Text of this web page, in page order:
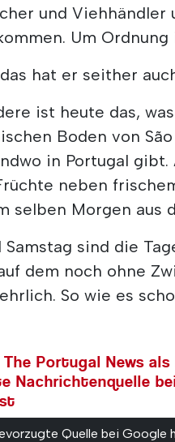
und Viehhändler
Um
hat er seither
ist heute das,
Boden von
in Portugal gibt.
neben
selben Morgen aus
Samstag sind die
dem noch ohne
So wie es
The Portugal News als
Nachrichtenquelle
Quelle bei Google